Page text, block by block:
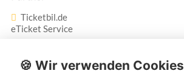
Ticketbil.de
eTicket Service
Vertrag widerrufen
🍪 Wir verwenden Cookies